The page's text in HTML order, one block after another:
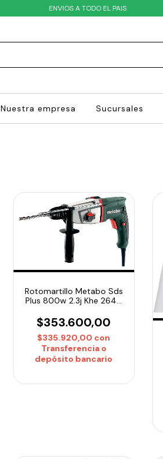
ENVIOS A TODO EL PAIS
Nuestra empresa Sucursales
Rotomartillo Metabo Sds
Plus 800w 2.3j Khe 2644
$353.600,00
$335.920,00 con
Transferencia o
depósito bancario